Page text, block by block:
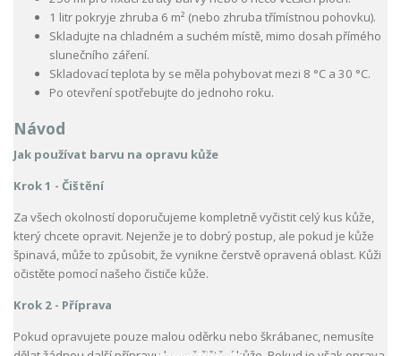
1 litr pokryje zhruba 6 m² (nebo zhruba třímístnou pohovku).
Skladujte na chladném a suchém místě, mimo dosah přímého
slunečního záření.
Skladovací teplota by se měla pohybovat mezi 8 °C a 30 °C.
Po otevření spotřebujte do jednoho roku.
Návod
Jak používat barvu na opravu kůže
Krok 1 - Čištění
Za všech okolností doporučujeme kompletně vyčistit celý kus kůže,
který chcete opravit. Nejenže je to dobrý postup, ale pokud je kůže
špinavá, může to způsobit, že vynikne čerstvě opravená oblast. Kůži
očistěte pomocí našeho čističe kůže.
Krok 2 - Příprava
Pokud opravujete pouze malou oděrku nebo škrábanec, nemusíte